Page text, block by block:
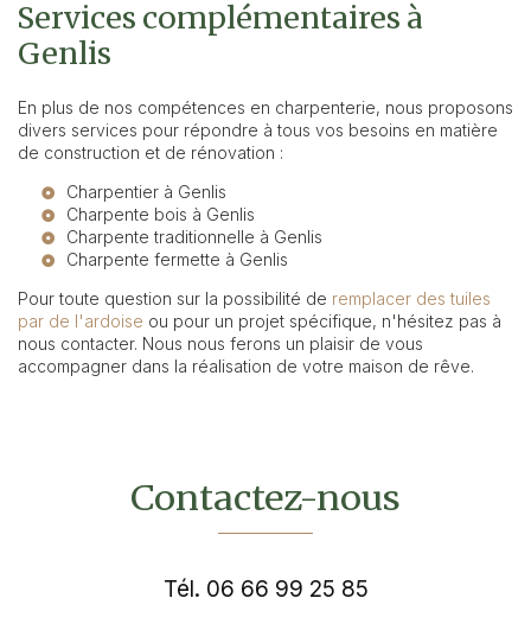
Services complémentaires à
Genlis
En plus de nos compétences en charpenterie, nous proposons
divers services pour répondre à tous vos besoins en matière
de construction et de rénovation :
Charpentier à Genlis
Charpente bois à Genlis
Charpente traditionnelle à Genlis
Charpente fermette à Genlis
Pour toute question sur la possibilité de remplacer des tuiles
par de l'ardoise ou pour un projet spécifique, n'hésitez pas à
nous contacter. Nous nous ferons un plaisir de vous
accompagner dans la réalisation de votre maison de rêve.
Contactez-nous
Tél. 06 66 99 25 85